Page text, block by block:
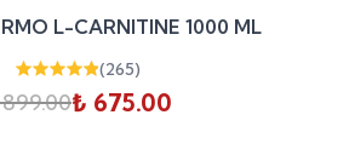
L-CARNITINE 1000 ML
(265)
₺ 675.00